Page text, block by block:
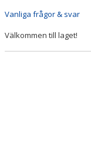
Vanliga frågor & svar
Välkommen till laget!